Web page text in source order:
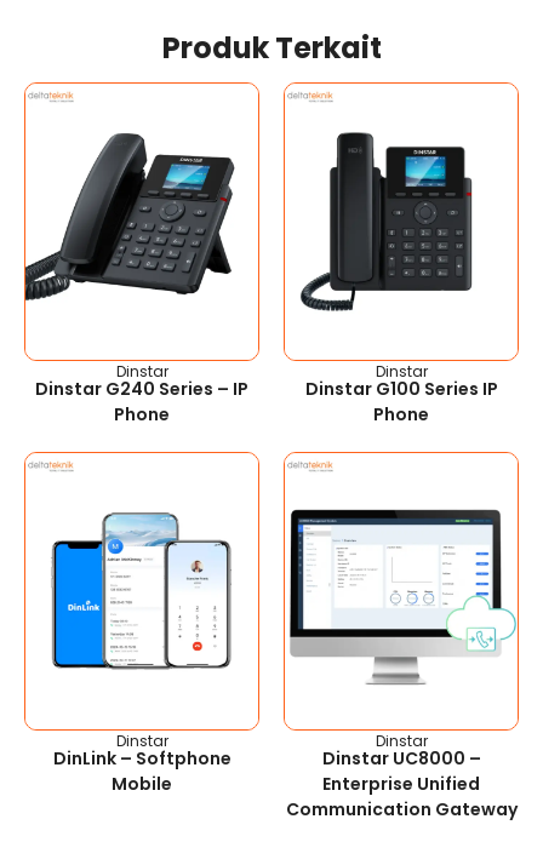
Produk Terkait
Dinstar
Dinstar G240 Series – IP
Phone
Dinstar
Dinstar G100 Series IP
Phone
Dinstar
DinLink – Softphone
Mobile
Dinstar
Dinstar UC8000 –
Enterprise Unified
Communication Gateway